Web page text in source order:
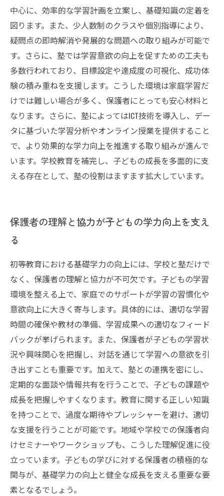
中心に、効率的な学習計画を立案し、基礎知識の定着を
図ります。また、少人数制のクラスや個別指導により、
疑問点の即時解消や発展的な問題への取り組みが可能で
す。さらに、塾では学習意欲の向上を促すための工夫も
多数行われており、目標設定や達成度の可視化、成功体
験の積み重ねを支援します。こうした環境は家庭学習だ
けでは難しい場合が多く、保護者にとっても安心材料と
なります。さらに、塾によってはICT技術を導入し、デー
タに基づいた学習分析やオンライン授業を提供すること
で、より効果的な学力向上を推進する取り組みが進んで
います。学校教育を補完し、子どもの成長を多面的に支
える存在として、塾の役割はますます拡大しています。
保護者の理解と協力が子どもの学力向上を支え
る
初等教育における基礎学力の向上には、学校と塾だけで
なく、保護者の理解と協力が不可欠です。子どもの学習
環境を整える上で、家庭でのサポートが学習の習慣化や
意欲向上に大きく寄与します。具体的には、適切な学習
時間の確保や教材の準備、学習成果への適切なフィード
バックが挙げられます。また、保護者が子どもの学習状
況や興味関心を把握し、対話を通じて学習への意欲を引
き出すことも重要です。加えて、塾との連携を密にし、
定期的な面談や情報共有を行うことで、子どもの課題や
成長を把握しやすくなります。教育に関する正しい知識
を持つことで、過度な期待やプレッシャーを避け、適切
な支援を行うことが可能です。地域や学校での保護者向
けセミナーやワークショップも、こうした理解促進に役
立っています。子どもの学びに対する保護者の積極的な
関与が、基礎学力の向上と健全な成長を支える重要な要
素となるでしょう。